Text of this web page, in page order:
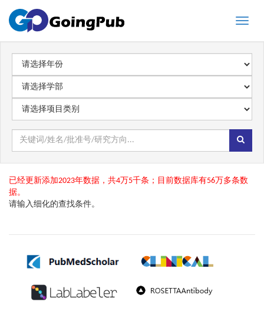
Toggle
已经更新添加2023年数据，共4万5千条；目前数据库有56万多条数
据。
请输入细化的查找条件。